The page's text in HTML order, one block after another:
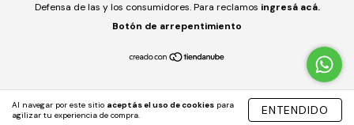
Al navegar por este sitio aceptás el uso de cookies para
agilizar tu experiencia de compra.
ENTENDIDO
Defensa de las y los consumidores. Para reclamos ingresá acá.
Botón de arrepentimiento